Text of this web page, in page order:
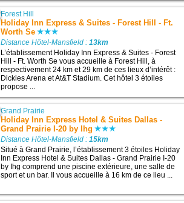
Forest Hill
Holiday Inn Express & Suites - Forest Hill - Ft.
Worth Se
Distance Hôtel-Mansfield :13km
L’établissement Holiday Inn Express & Suites - Forest
Hill - Ft. Worth Se vous accueille à Forest Hill, à
respectivement 24 km et 29 km de ces lieux d’intérêt :
Dickies Arena et At&T Stadium. Cet hôtel 3 étoiles
propose ...
Grand Prairie
Holiday Inn Express Hotel & Suites Dallas -
Grand Prairie I-20 by Ihg
Distance Hôtel-Mansfield :15km
Situé à Grand Prairie, l’établissement 3 étoiles Holiday
Inn Express Hotel & Suites Dallas - Grand Prairie I-20
by Ihg comprend une piscine extérieure, une salle de
sport et un bar. Il vous accueille à 16 km de ce lieu ...